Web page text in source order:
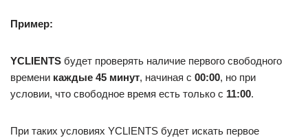
Пример:
YCLIENTS будет проверять наличие первого свободного
времени каждые 45 минут, начиная с 00:00, но при
условии, что свободное время есть только с 11:00.
При таких условиях YCLIENTS будет искать первое